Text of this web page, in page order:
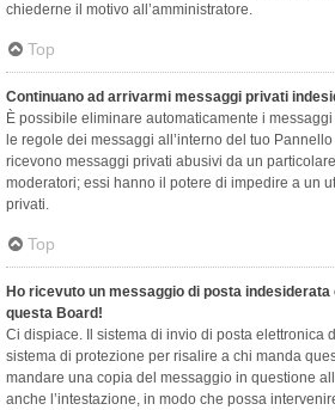
chiederne il motivo all’amministratore.
Top
Continuano ad arrivarmi messaggi privati
È possibile eliminare automaticamente i
le regole dei messaggi all’interno del tuo
ricevono messaggi privati ​​abusivi da un
moderatori; essi hanno il potere di impedire a un
privati​​.
Top
Ho ricevuto un messaggio di posta indesiderata
questa Board!
Ci dispiace. Il sistema di invio di posta elettronica
sistema di protezione per risalire a chi manda
mandare una copia del messaggio in questione
anche l’intestazione, in modo che possa